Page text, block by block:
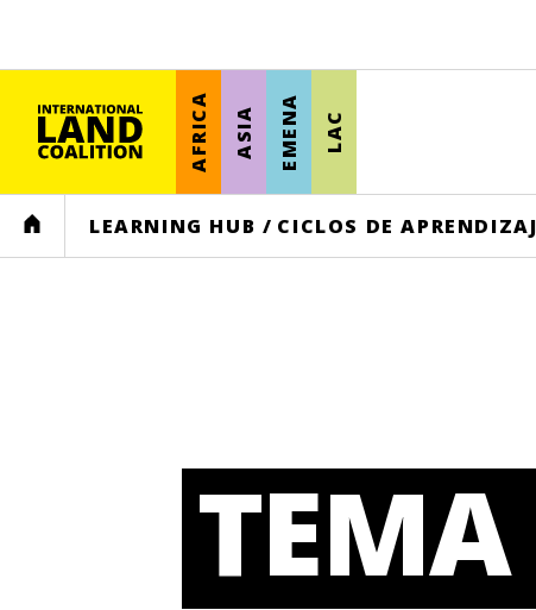
AFRICA ASIA EMENA LAC
HOME LEARNING HUB / CICLOS DE